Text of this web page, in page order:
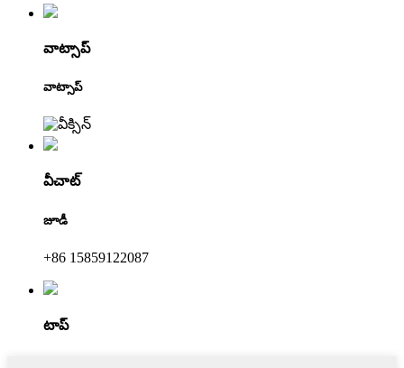
వాట్సాప్
వాట్సాప్
వీచాట్
జూడీ
+86 15859122087
టాప్